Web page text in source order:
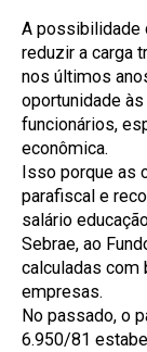
A possibilidade
reduzir a carga
nos últimos
oportunidade
funcionários,
econômica.
Isso porque as
parafiscal e
salário
Sebrae, ao
calculadas com
empresas.
No passado, o
6.950/81